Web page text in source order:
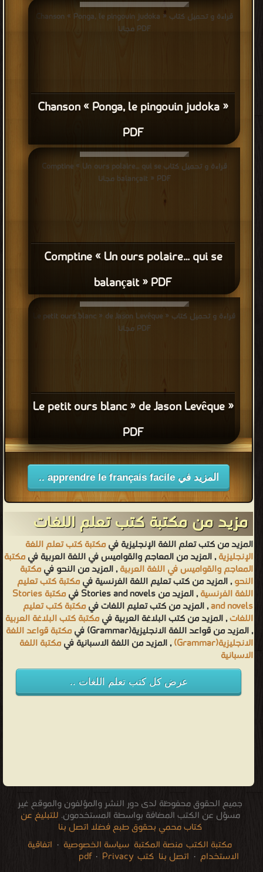
Chanson « Ponga, le pingouin judoka »
PDF
قراءة و تحميل كتاب Chanson « Ponga, le pingouin judoka »
PDF مجانا
Comptine « Un ours polaire… qui se
balançait » PDF
قراءة و تحميل كتاب Comptine « Un ours polaire… qui se
balançait » PDF مجانا
« Le petit ours blanc » de Jason Levêque
PDF
قراءة و تحميل كتاب « Le petit ours blanc » de Jason Levêque
PDF مجانا
المزيد في apprendre le français facile ..
مزيد من مكتبة كتب تعلم اللغات
المزيد من كتب تعلم اللغة الإنجليزية فيمكتبة كتب تعلم اللغة
الإنجليزية, المزيد من المعاجم والقواميس في اللغة العربية فيمكتبة
المعاجم والقواميس في اللغة العربية, المزيد من النحو فيمكتبة
النحو, المزيد من كتب تعليم اللغة الفرنسية فيمكتبة كتب تعليم
اللغة الفرنسية, المزيد من Stories and novels في مكتبة Stories
and novels, المزيد من كتب تعليم اللغات فيمكتبة كتب تعليم
اللغات, المزيد من كتب البلاغة العربية فيمكتبة كتب البلاغة العربية
, المزيد من قواعد اللغة الانجليزية(Grammar) في مكتبة قواعد اللغة
الانجليزية(Grammar) , المزيد من اللغة الاسبانية فيمكتبة اللغة
الاسبانية
عرض كل كتب تعلم اللغات ..
جميع الحقوق محفوظة لدى دور النشر والمؤلفون والموقع غير
مسؤل عن الكتب المضافة بواسطة المستخدمون. للتبليغ عن
كتاب محمي بحقوق طبع فضلا اتصل بنا
مكتبة الكتب منصة المكتبة سياسة الخصوصية · اتفاقية
الاستخدام · اتصل بنا كتب pdf · Privacy